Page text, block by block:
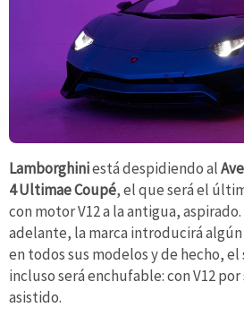
Lamborghiniestá despidiendo al
4 Ultimae Coupé, el que será el
con motor V12 a la antigua,
adelante, la marca introducirá
en todos sus modelos y de hecho,
incluso será enchufable: con V12
asistido.